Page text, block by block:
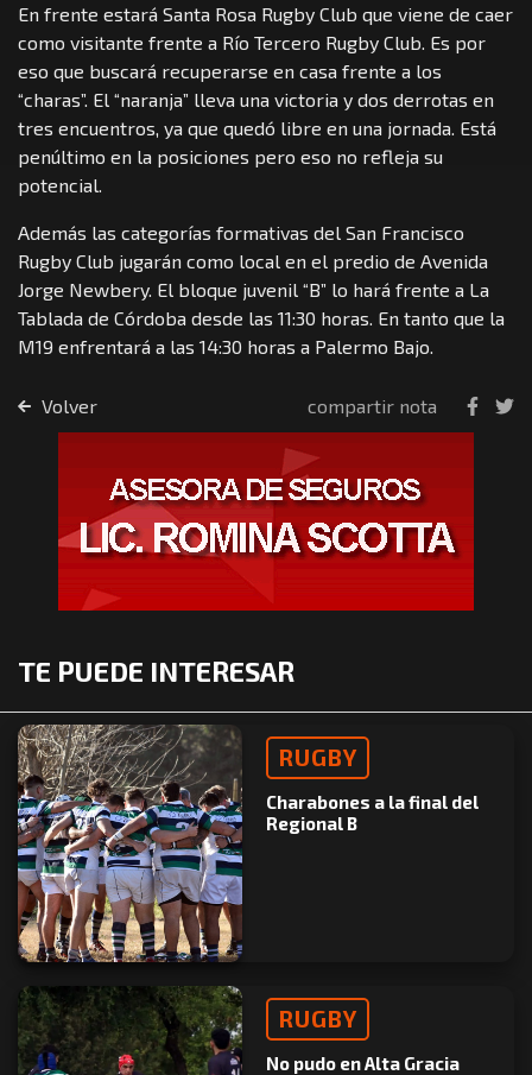
En frente estará Santa Rosa Rugby Club que viene de caer
como visitante frente a Río Tercero Rugby Club. Es por
eso que buscará recuperarse en casa frente a los
“charas”. El “naranja” lleva una victoria y dos derrotas en
tres encuentros, ya que quedó libre en una jornada. Está
penúltimo en la posiciones pero eso no refleja su
potencial.
Además las categorías formativas del San Francisco
Rugby Club jugarán como local en el predio de Avenida
Jorge Newbery. El bloque juvenil “B” lo hará frente a La
Tablada de Córdoba desde las 11:30 horas. En tanto que la
M19 enfrentará a las 14:30 horas a Palermo Bajo.
Volver compartir nota
TE PUEDE INTERESAR
RUGBY
Charabones a la final del
Regional B
RUGBY
No pudo en Alta Gracia